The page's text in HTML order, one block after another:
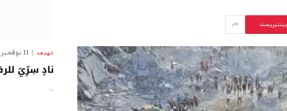
بينتيريست
الهدهد 11 نوفمبر، 2025
نادٍ سِرِّيّ
…